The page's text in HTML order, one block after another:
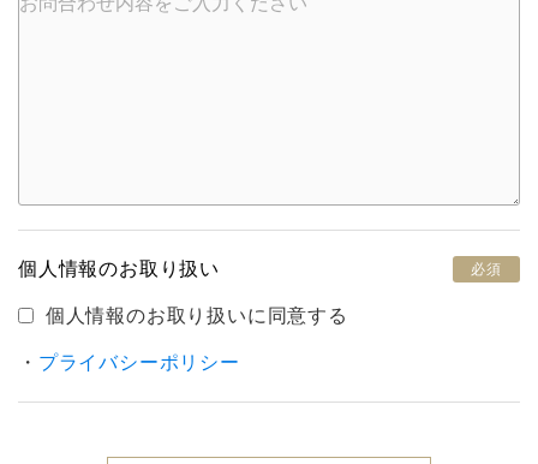
個人情報のお取り扱い 必須
個人情報のお取り扱いに同意する
・ プライバシーポリシー